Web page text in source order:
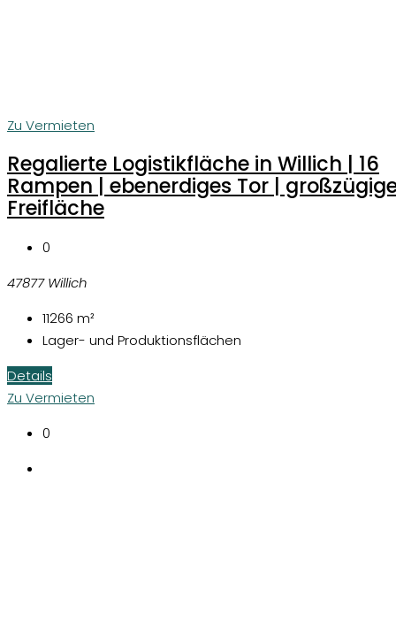
Zu Vermieten
Regalierte Logistikfläche in Willich | 16
Rampen | ebenerdiges Tor |
Freifläche
0
47877 Willich
11266 m²
Lager- und Produktionsflächen
Details
Zu Vermieten
0